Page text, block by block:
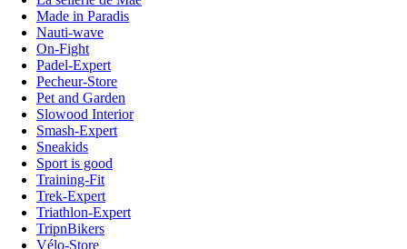
Made in Paradis
Nauti-wave
On-Fight
Padel-Expert
Pecheur-Store
Pet and Garden
Slowood Interior
Smash-Expert
Sneakids
Sport is good
Training-Fit
Trek-Expert
Triathlon-Expert
TripnBikers
Vélo-Store